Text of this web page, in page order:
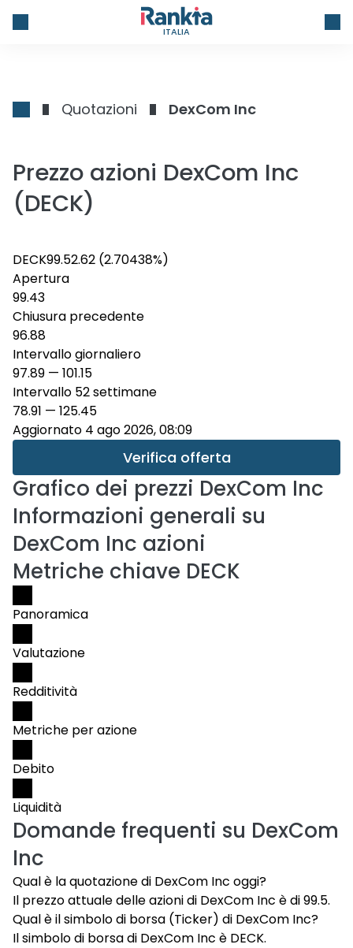
ITALIA
Quotazioni DexCom Inc
Prezzo azioni DexCom Inc
(DECK)
DECK99.52.62 (2.70438%)
Apertura
99.43
Chiusura precedente
96.88
Intervallo giornaliero
97.89 — 101.15
Intervallo 52 settimane
78.91 — 125.45
Aggiornato 4 ago 2026, 08:09
Verifica offerta
Grafico dei prezzi DexCom Inc
Informazioni generali su
DexCom Inc azioni
Metriche chiave DECK
Panoramica
Valutazione
Redditività
Metriche per azione
Debito
Liquidità
Domande frequenti su DexCom
Inc
Qual è la quotazione di DexCom Inc oggi?
Il prezzo attuale delle azioni di DexCom Inc è di 99.5.
Qual è il simbolo di borsa (Ticker) di DexCom Inc?
Il simbolo di borsa di DexCom Inc è DECK.